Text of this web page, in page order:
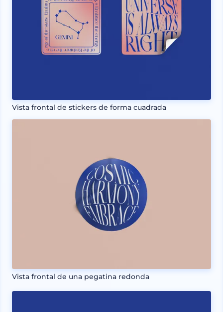
Vista frontal de stickers de forma cuadrada
Vista frontal de una pegatina redonda